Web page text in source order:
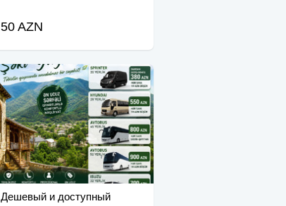
50 AZN
Дешевый и доступный